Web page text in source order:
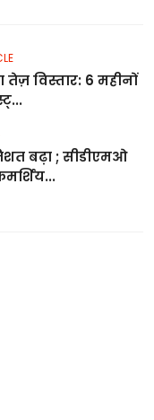
विस्तार: 6 महीनों
बढ़ा ; सीडीएमओ